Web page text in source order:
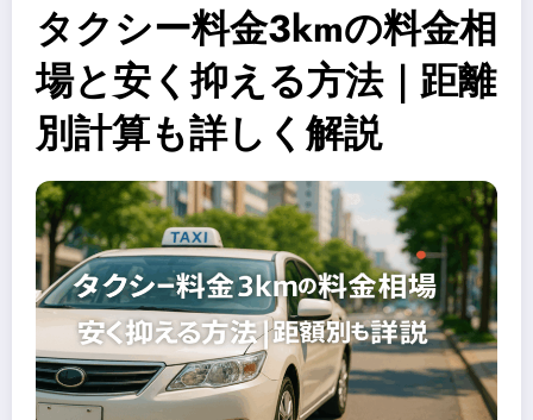
タクシー料金3kmの料金相
場と安く抑える方法｜距離
別計算も詳しく解説